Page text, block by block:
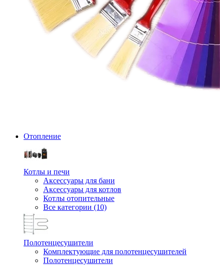
Отопление
Котлы и печи
Аксессуары для бани
Аксессуары для котлов
Котлы отопительные
Все категории (10)
Полотенцесушители
Комплектующие для полотенцесушителей
Полотенцесушители